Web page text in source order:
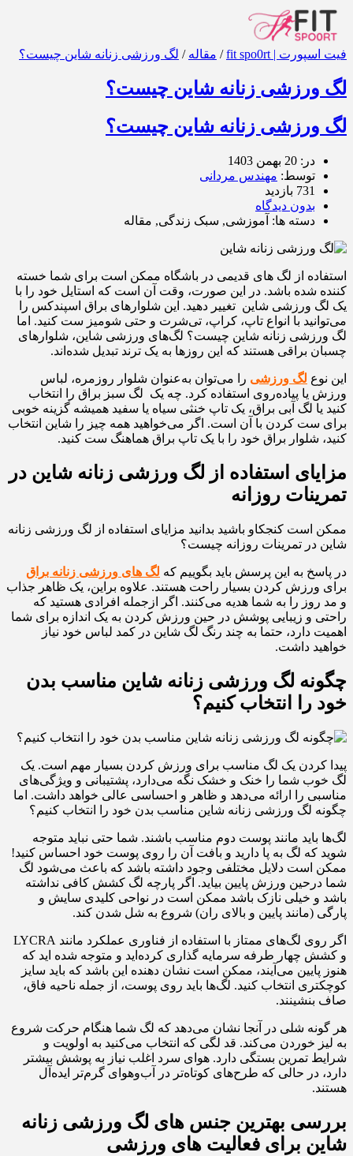
فیت اسپورت | fit spo0rt / مقاله / لگ ورزشی زنانه شاین چیست؟
لگ ورزشی زنانه شاین چیست؟
لگ ورزشی زنانه شاین چیست؟
در: 20 بهمن 1403
توسط: مهندس مردانی
731 بازدید
بدون دیدگاه
دسته ها: آموزشی, سبک زندگی, مقاله
استفاده از لگ‌ های قدیمی در باشگاه ممکن است برای شما خسته
کننده شده باشد. در این صورت، وقت آن است که استایل خود را با
یک لگ ورزشی شاین تغییر دهید. این شلوارهای براق اسپندکس را
می‌توانید با انواع تاپ، کراپ، تی‌شرت و حتی شومیز ست کنید. اما
لگ ورزشی زنانه شاین چیست؟ لگ‌های ورزشی شاین، شلوارهای
چسبان براقی هستند که این روزها به یک ترند تبدیل شده‌اند.
این نوع لگ‌ ورزشی را می‌توان به‌عنوان شلوار روزمره، لباس
ورزش یا پیاده‌روی استفاده کرد. چه یک لگ سبز براق را انتخاب
کنید یا لگ آبی براق، یک تاپ خنثی سیاه یا سفید همیشه گزینه خوبی
برای ست کردن با آن است. اگر می‌خواهید همه چیز را شاین انتخاب
کنید، شلوار براق خود را با یک تاپ براق هماهنگ ست کنید.
مزایای استفاده از لگ ورزشی زنانه شاین در
تمرینات روزانه
ممکن است کنجکاو باشید بدانید مزایای استفاده از لگ ورزشی زنانه
شاین در تمرینات روزانه چیست؟
در پاسخ به این پرسش باید بگوییم که لگ‌ های ورزشی زنانه براق
برای ورزش کردن بسیار راحت هستند. علاوه‌ بر‌این، یک ظاهر جذاب
و مد روز را به شما هدیه می‌کنند. اگر از‌جمله افرادی هستید که
راحتی و زیبایی پوشش در حین ورزش کردن به یک اندازه برای شما
اهمیت دارد، حتما به چند رنگ لگ شاین در کمد لباس خود نیاز
خواهید داشت.
چگونه لگ ورزشی زنانه شاین مناسب بدن
خود را انتخاب کنیم؟
پیدا کردن یک لگ مناسب برای ورزش کردن بسیار مهم است. یک
لگ خوب شما را خنک و خشک نگه می‌دارد، پشتیبانی و ویژگی‌های
مناسبی را ارائه می‌دهد و ظاهر و احساسی عالی خواهد داشت. اما
چگونه لگ ورزشی زنانه شاین مناسب بدن خود را انتخاب کنیم؟
لگ‌ها باید مانند پوست دوم مناسب باشند. شما حتی نباید متوجه
شوید که لگ به پا دارید و بافت آن را روی پوست خود احساس کنید!
ممکن است دلایل مختلفی وجود داشته باشد که باعث می‌شود لگ
شما در‌حین ورزش پایین بیاید. اگر پارچه لگ کشش کافی نداشته
باشد و خیلی نازک باشد ممکن است در نواحی کلیدی سایش و
پارگی (مانند پایین و بالای ران) شروع به شل شدن کند.
اگر روی لگ‌های ممتاز با استفاده از فناوری عملکرد مانند LYCRA
و کشش چهار طرفه سرمایه گذاری کرده‌اید و متوجه شده اید که
هنوز پایین می‌آیند، ممکن است نشان دهنده این باشد که باید سایز
کوچکتری انتخاب کنید. لگ‌ها باید روی پوست، از جمله ناحیه فاق،
صاف بنشینند.
هر گونه شلی در آنجا نشان می‌دهد که لگ شما هنگام حرکت شروع
به لیز خوردن می‌کند. قد لگی که انتخاب می‌کنید به اولویت و
شرایط تمرین بستگی دارد. هوای سرد اغلب نیاز به پوشش بیشتر
دارد، در حالی که طرح‌های کوتاه‌تر در آب‌وهوای گرم‌تر ایده‌آل
هستند.
بررسی بهترین جنس‌ های لگ ورزشی زنانه
شاین برای فعالیت‌ های ورزشی